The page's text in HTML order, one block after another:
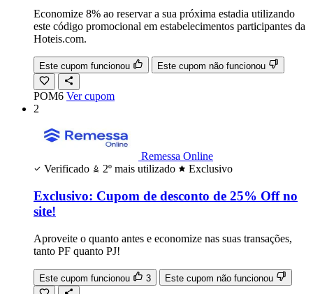
Economize 8% ao reservar a sua próxima estadia utilizando
este código promocional em estabelecimentos participantes da
Hoteis.com.
Este cupom funcionou Este cupom não funcionou
POM6 Ver cupom
2
Remessa Online
Verificado
2º mais utilizado Exclusivo
Exclusivo: Cupom de desconto de 25% Off no
site!
Aproveite o quanto antes e economize nas suas transações,
tanto PF quanto PJ!
Este cupom funcionou 3 Este cupom não funcionou